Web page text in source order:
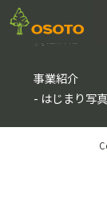
会社情報
事業紹介
- はじまり写